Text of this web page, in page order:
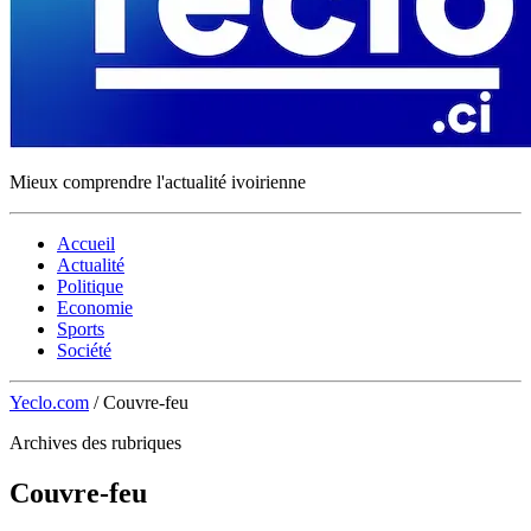
Mieux comprendre l'actualité ivoirienne
Accueil
Actualité
Politique
Economie
Sports
Société
Yeclo.com / Couvre-feu
Archives des rubriques
Couvre-feu